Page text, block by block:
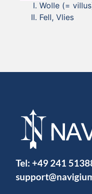
Wolle (=
Fell, Vlies
Tel: +49 241